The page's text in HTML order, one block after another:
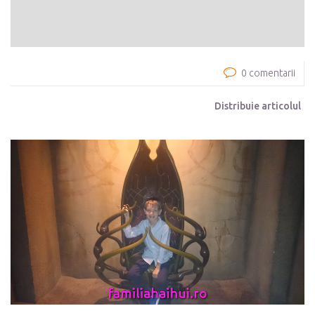
0 comentarii
Distribuie articolul